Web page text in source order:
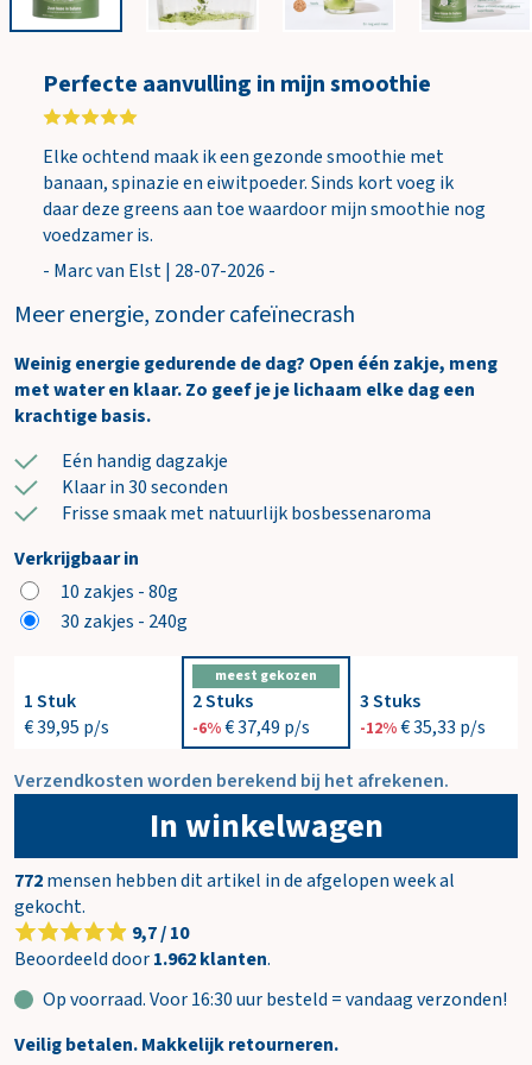
Perfecte aanvulling in mijn smoothie
Elke ochtend maak ik een gezonde smoothie met
banaan, spinazie en eiwitpoeder. Sinds kort voeg ik
daar deze greens aan toe waardoor mijn smoothie nog
voedzamer is.
- Marc van Elst | 28-07-2026 -
Meer energie, zonder cafeïnecrash
Weinig energie gedurende de dag? Open één zakje, meng
met water en klaar. Zo geef je je lichaam elke dag een
krachtige basis.
Eén handig dagzakje
Klaar in 30 seconden
Frisse smaak met natuurlijk bosbessenaroma
Verkrijgbaar in
10 zakjes - 80g
30 zakjes - 240g
1 Stuk
€ 39,95 p/s
2 Stuks
meest gekozen
-6%€ 37,49 p/s
3 Stuks
-12%€ 35,33 p/s
Verzendkosten worden berekend bij het afrekenen.
In winkelwagen
772mensen hebben dit artikel in de afgelopen week al
gekocht.
9,7 / 10
Beoordeeld door1.962 klanten.
Op voorraad. Voor 16:30 uur besteld = vandaag verzonden!
Veilig betalen. Makkelijk retourneren.
n
e
l
w
a
g
e
n